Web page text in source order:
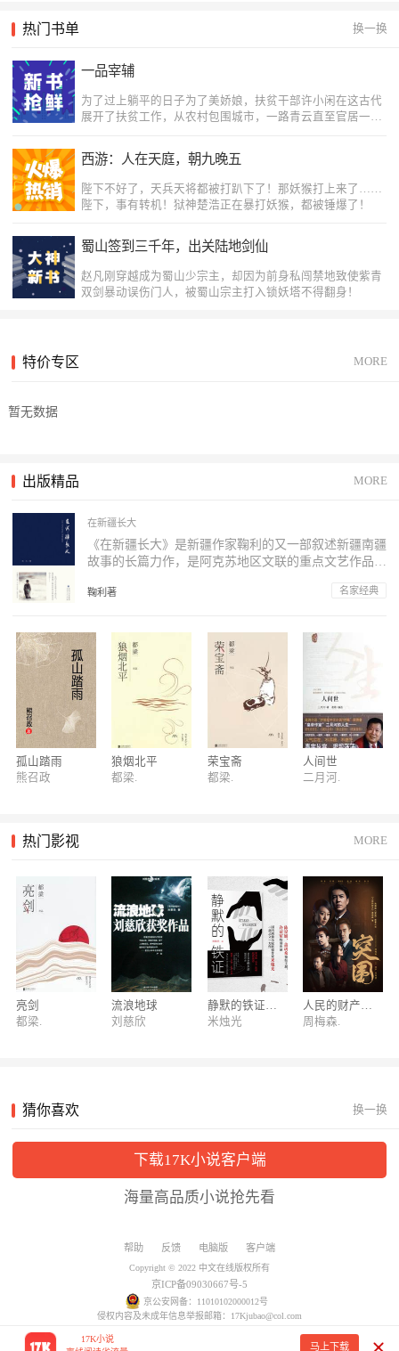
热门书单 换一换
一品宰辅
为了过上躺平的日子为了美娇娘，扶贫干部许小闲在这古代
展开了扶贫工作，从农村包围城市，一路青云直至官居一
西游：人在天庭，朝九晚五
陛下不好了，天兵天将都被打趴下了！那妖猴打上来了……
陛下，事有转机！狱神楚浩正在暴打妖猴，都被锤爆了！
蜀山签到三千年，出关陆地剑仙
赵凡刚穿越成为蜀山少宗主，却因为前身私闯禁地致使紫青
双剑暴动误伤门人，被蜀山宗主打入锁妖塔不得翻身！
现代女特工，穿越逃荒，手握千亿物资，一路娇养病娇战
致敬抗疫一线的医护人员
80万书友熬夜追的书
饭！
好书全本看：折扣不限时！
保住你的钱包，这些完结好书全本购买，好看还优惠！
女频新书，抢鲜看！
那些让你看了又看，看完还不过瘾，能够抵御过节无聊尴尬
的好书，都给你整理出来了！
大神老施新书：霸婿崛起！
美女总裁嫁给世家废物二少爷，受尽白眼与嘲讽却不离不
弃，终等到蛰伏数年废物二少爷一朝崛起，搅动风云，成就
最强夫婿！
大神肥茄子新书：近身狂婿
大神伪戒新书：第九特区
待规划区杀出来的青年，崛起于第九特区！
【北京十月文学月】火爆热销书
北京十月文学月，火爆热销书展！
特价专区 MORE
暂无数据
出版精品 MORE
在新疆长大
《在新疆长大》是新疆作家鞠利的又一部叙述新疆南疆
故事的长篇力作，是阿克苏地区文联的重点文艺作品扶
鞠利著 名家经典
孤山踏雨
熊召政
狼烟北平
都梁.
荣宝斋
都梁.
人间世
二月河.
热门影视 MORE
亮剑
都梁.
流浪地球
刘慈欣
静默的铁证（网剧《真相》原著）
米烛光
人民的财产（电视剧《突围》原著）
周梅森.
猜你喜欢 换一换
下载17K小说客户端
海量高品质小说抢先看
帮助 反馈 电脑版 客户端
Copyright © 2022 中文在线版权所有
京ICP备09030667号-5
京公安网备：11010102000012号
侵权内容及未成年信息举报邮箱：17Kjubao@col.com
17K小说
马上下载